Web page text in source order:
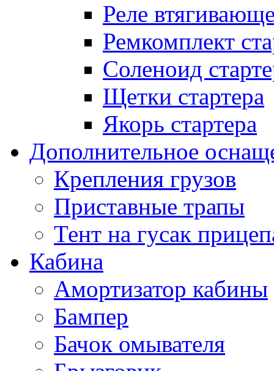
Реле
Ремкомплект
Соленоид
Щетки стартера
Якорь стартера
Дополнительное
Крепления грузов
Приставные трапы
Тент на гусак
Кабина
Амортизатор кабины
Бампер
Бачок омывателя